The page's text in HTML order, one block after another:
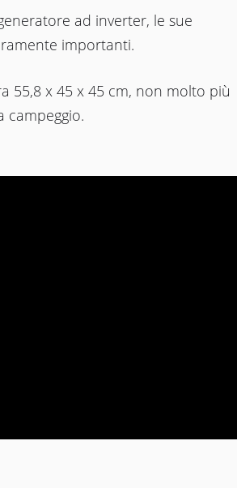
ad inverter, le sue
importanti.
55,8 x 45 x 45 cm, non molto più
campeggio.